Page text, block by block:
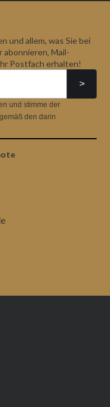
und allem, was Sie bei
Mail-
Postfach erhalten!
und stimme der
den darin